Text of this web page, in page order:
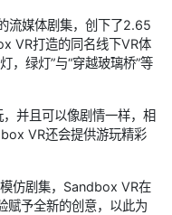
流媒体剧集，创下了2.65
VR打造的同名线下VR体
，绿灯”与“穿越玻璃桥”等
并且可以像剧情一样，相
VR还会提供游玩精彩
仿剧集，Sandbox VR在
赋予全新的创意，以此为